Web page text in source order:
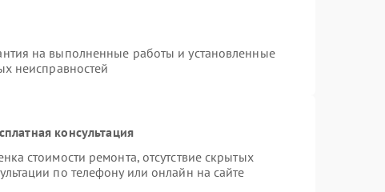
на выполненные работы и установленные
неисправностей
консультация
стоимости ремонта, отсутствие скрытых
по телефону или онлайн на сайте